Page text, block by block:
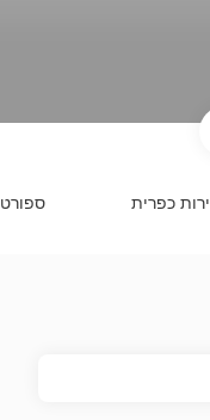
כפרית ספורט